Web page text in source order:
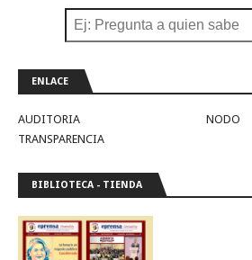
ENLACE
AUDITORIA
NODO
TRANSPARENCIA
BIBLIOTECA - TIENDA